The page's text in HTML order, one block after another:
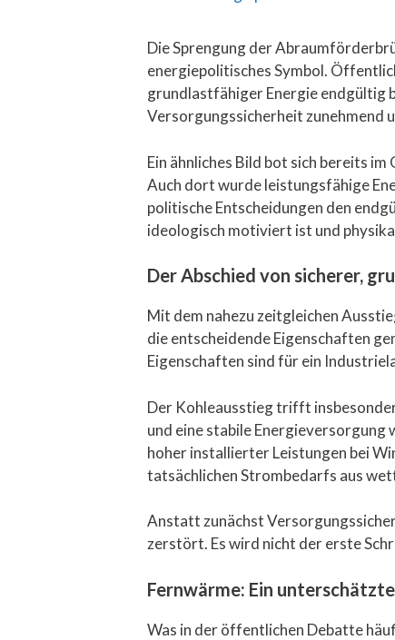
Die Sprengung der
energiepolitisches Symbol.
grundlastfähiger Energie endgültig
Versorgungssicherheit zunehmend
Ein ähnliches Bild bot sich bereits
Auch dort wurde leistungsfähige
politische Entscheidungen den
ideologisch motiviert ist und
Der Abschied von sicherer,
Mit dem nahezu zeitgleichen
die entscheidende Eigenschaften
Eigenschaften sind für ein
Der Kohleausstieg trifft
und eine stabile Energieversorgung
hoher installierter Leistungen bei
tatsächlichen Strombedarfs aus
Anstatt zunächst
zerstört. Es wird nicht der erste
Fernwärme: Ein
Was in der öffentlichen Debatte